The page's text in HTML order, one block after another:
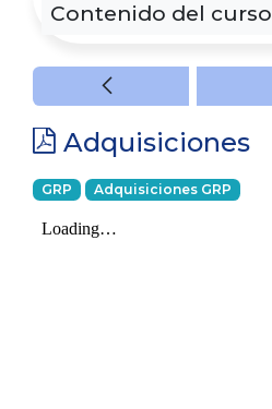
Contenido del curso
Adquisiciones
GRP Adquisiciones GRP